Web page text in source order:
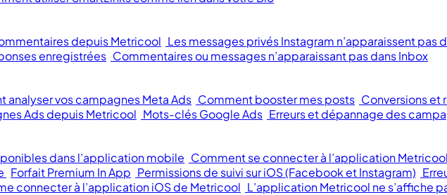
depuis Metricool Les messages privés Instagram n’apparaissent pas
enregistrées Commentaires ou messages n’apparaissant pas dans Inbox
analyser vos campagnes Meta Ads Comment booster mes posts Conversions et
Ads depuis Metricool Mots-clés Google Ads Erreurs et dépannage des
dans l’application mobile Comment se connecter à l’application Metricool
Forfait Premium In App Permissions de suivi sur iOS (Facebook et Instagram)
me connecter à l’application iOS de Metricool L’application Metricool ne s’affiche